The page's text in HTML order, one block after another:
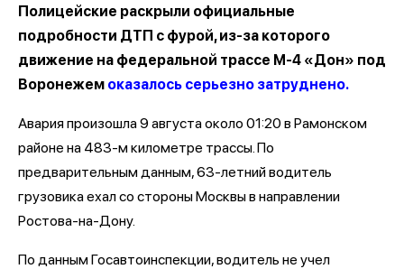
Полицейские раскрыли официальные
подробности ДТП с фурой, из-за которого
движение на федеральной трассе М-4 «Дон» под
Воронежем оказалось серьезно затруднено.
Авария произошла 9 августа около 01:20 в Рамонском
районе на 483-м километре трассы. По
предварительным данным, 63-летний водитель
грузовика ехал со стороны Москвы в направлении
Ростова-на-Дону.
По данным Госавтоинспекции, водитель не учел